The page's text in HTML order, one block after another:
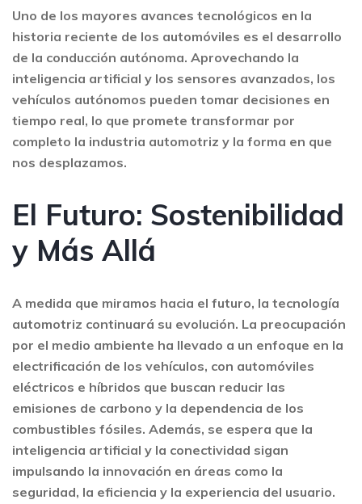
Uno de los mayores avances tecnológicos en la
historia reciente de los automóviles es el desarrollo
de la conducción autónoma. Aprovechando la
inteligencia artificial y los sensores avanzados, los
vehículos autónomos pueden tomar decisiones en
tiempo real, lo que promete transformar por
completo la industria automotriz y la forma en que
nos desplazamos.
El Futuro: Sostenibilidad
y Más Allá
A medida que miramos hacia el futuro, la tecnología
automotriz continuará su evolución. La preocupación
por el medio ambiente ha llevado a un enfoque en la
electrificación de los vehículos, con automóviles
eléctricos e híbridos que buscan reducir las
emisiones de carbono y la dependencia de los
combustibles fósiles. Además, se espera que la
inteligencia artificial y la conectividad sigan
impulsando la innovación en áreas como la
seguridad, la eficiencia y la experiencia del usuario.